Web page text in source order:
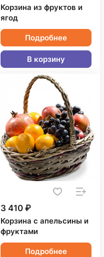
Корзина из фруктов и
ягод
Подробнее
В корзину
3 410 ₽
Корзина с апельсины и
фруктами
Подробнее